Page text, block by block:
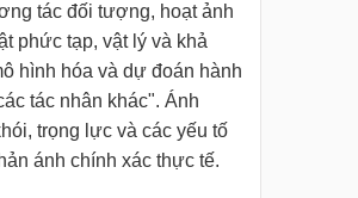
tác đối tượng, hoạt ảnh
phức tạp, vật lý và khả
hình hóa và dự đoán hành
tác nhân khác". Ánh
trọng lực và các yếu tố
ánh chính xác thực tế.